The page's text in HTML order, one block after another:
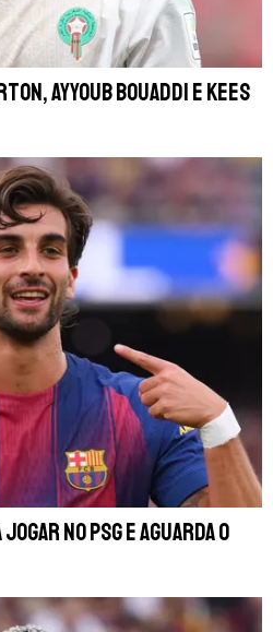
Ayyoub Bouaddi e Kees
no PSG e aguarda o